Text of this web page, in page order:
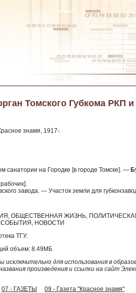
Томского Губкома РКП
знамя, 1917-.
санатории на Городке [в городе Томске]. —
завода. — Участок земли для
ОБЩЕСТВЕННАЯ ЖИЗНЬ,
НОВОСТИ
ТГУ.
объем: 8.49МБ
для использования в
произведения и ссылки на сайт
07 - ГАЗЕТЫ 09 - Газета "Красное знамя"